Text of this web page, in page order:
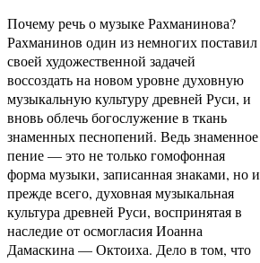
Почему речь о музыке Рахманинова?
Рахманинов один из немногих поставил
своей художественной задачей
воссоздать на новом уровне духовную
музыкальную культуру древней Руси, и
вновь облечь богослужение в ткань
знаменных песнопений. Ведь знаменное
пение — это не только гомофонная
форма музыки, записанная знаками, но и
прежде всего, духовная музыкальная
культура древней Руси, воспринятая в
наследие от осмогласия Иоанна
Дамаскина — Октоиха. Дело в том, что